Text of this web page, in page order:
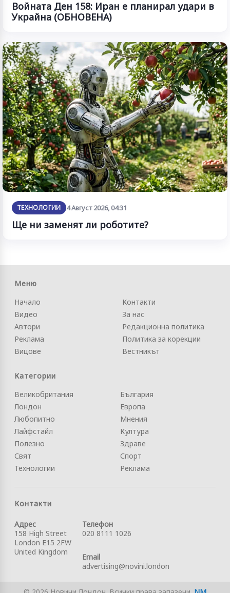
Войната Ден 158: Иран е планирал удари в
Украйна (ОБНОВЕНА)
ТЕХНОЛОГИИ 4 Август 2026, 04:31
Ще ни заменят ли роботите?
Меню
Начало
Видео
Автори
Реклама
Вицове
Контакти
За нас
Редакционна политика
Политика за корекции
Вестникът
Категории
Великобритания
Лондон
Любопитно
Лайфстайл
Полезно
Свят
Технологии
България
Европа
Мнения
Култура
Здраве
Спорт
Реклама
Контакти
Адрес
158 High Street
London E15 2FW
United Kingdom
Телефон
020 8111 1026
Email
advertising@novini.london